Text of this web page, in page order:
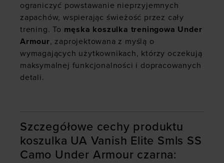
ograniczyć powstawanie nieprzyjemnych
zapachów, wspierając świeżość przez cały
trening. To męska koszulka treningowa Under
Armour, zaprojektowana z myślą o
wymagających użytkownikach, którzy oczekują
maksymalnej funkcjonalności i dopracowanych
detali.
Szczegółowe cechy produktu
koszulka UA Vanish Elite Smls SS
Camo Under Armour czarna: